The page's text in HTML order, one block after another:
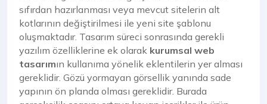
sıfırdan hazırlanması veya mevcut sitelerin alt
kotlarının değiştirilmesi ile yeni site şablonu
oluşmaktadır. Tasarım süreci sonrasında gerekli
yazılım özelliklerine ek olarak kurumsal web
tasarımın kullanıma yönelik eklentilerin yer alması
gereklidir. Gözü yormayan görsellik yanında sade
yapının ön planda olması gereklidir. Burada